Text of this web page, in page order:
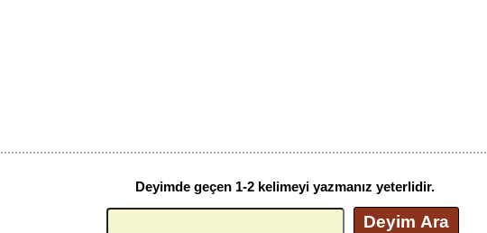
Deyimde geçen 1-2 kelimeyi yazmanız yeterlidir.
Deyim Ara